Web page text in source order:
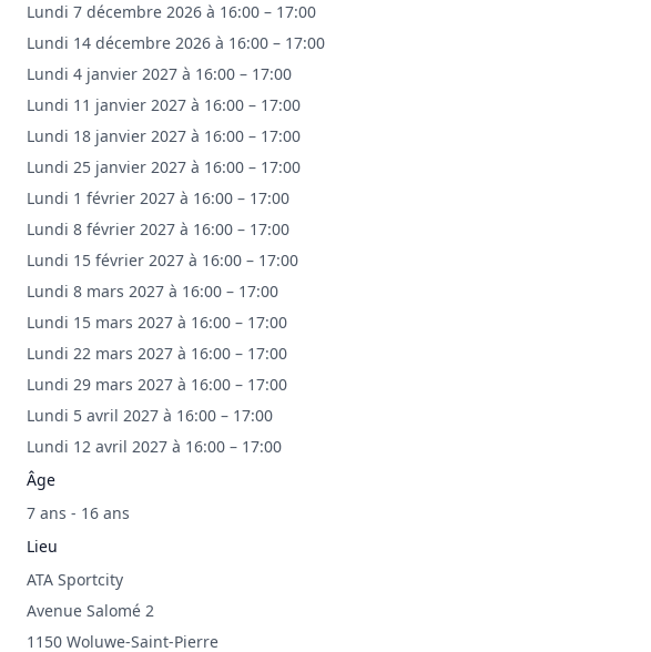
Lundi 7 décembre 2026 à 16:00 – 17:00
Lundi 14 décembre 2026 à 16:00 – 17:00
Lundi 4 janvier 2027 à 16:00 – 17:00
Lundi 11 janvier 2027 à 16:00 – 17:00
Lundi 18 janvier 2027 à 16:00 – 17:00
Lundi 25 janvier 2027 à 16:00 – 17:00
Lundi 1 février 2027 à 16:00 – 17:00
Lundi 8 février 2027 à 16:00 – 17:00
Lundi 15 février 2027 à 16:00 – 17:00
Lundi 8 mars 2027 à 16:00 – 17:00
Lundi 15 mars 2027 à 16:00 – 17:00
Lundi 22 mars 2027 à 16:00 – 17:00
Lundi 29 mars 2027 à 16:00 – 17:00
Lundi 5 avril 2027 à 16:00 – 17:00
Lundi 12 avril 2027 à 16:00 – 17:00
Âge
7 ans - 16 ans
Lieu
ATA Sportcity
Avenue Salomé 2
1150 Woluwe-Saint-Pierre